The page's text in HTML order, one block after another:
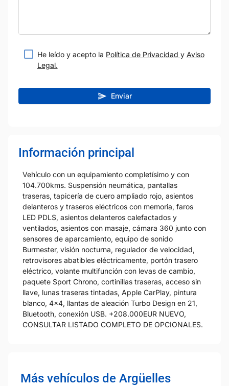
He leído y acepto la Política de Privacidad y Aviso
Legal.
Enviar
Información principal
Vehículo con un equipamiento completísimo y con
104.700kms. Suspensión neumática, pantallas
traseras, tapicería de cuero ampliado rojo, asientos
delanteros y traseros eléctricos con memoria, faros
LED PDLS, asientos delanteros calefactados y
ventilados, asientos con masaje, cámara 360 junto con
sensores de aparcamiento, equipo de sonido
Burmester, visión nocturna, regulador de velocidad,
retrovisores abatibles eléctricamente, portón trasero
eléctrico, volante multifunción con levas de cambio,
paquete Sport Chrono, cortinillas traseras, acceso sin
llave, lunas traseras tintadas, Apple CarPlay, pintura
blanco, 4x4, llantas de aleación Turbo Design en 21,
Bluetooth, conexión USB. +208.000EUR NUEVO,
CONSULTAR LISTADO COMPLETO DE OPCIONALES.
Más vehículos de Argüelles